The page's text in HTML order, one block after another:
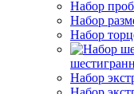
Набор
Набор
Набор
Набор